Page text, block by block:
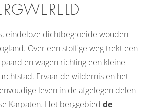
eindeloze dichtbegroeide wouden
Over een stoffige weg trekt een
en wagen richting een kleine
Ervaar de wildernis en het
leven in de afgelegen delen
Karpaten. Het berggebied de